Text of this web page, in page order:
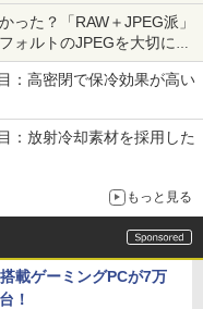
った？「RAW＋JPEG派」
ルトのJPEGを大切にす
：高密閉で保冷効果が高い
：放射冷却素材を採用した
もっと見る
載ゲーミングPCが7万
！